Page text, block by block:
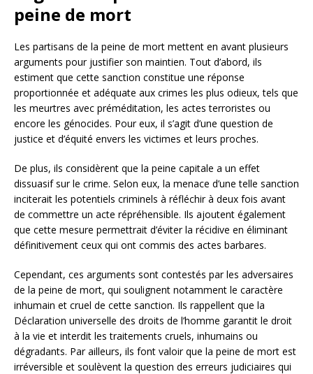
peine de mort
Les partisans de la peine de mort mettent en avant plusieurs
arguments pour justifier son maintien. Tout d’abord, ils
estiment que cette sanction constitue une réponse
proportionnée et adéquate aux crimes les plus odieux, tels que
les meurtres avec préméditation, les actes terroristes ou
encore les génocides. Pour eux, il s’agit d’une question de
justice et d’équité envers les victimes et leurs proches.
De plus, ils considèrent que la peine capitale a un effet
dissuasif sur le crime. Selon eux, la menace d’une telle sanction
inciterait les potentiels criminels à réfléchir à deux fois avant
de commettre un acte répréhensible. Ils ajoutent également
que cette mesure permettrait d’éviter la récidive en éliminant
définitivement ceux qui ont commis des actes barbares.
Cependant, ces arguments sont contestés par les adversaires
de la peine de mort, qui soulignent notamment le caractère
inhumain et cruel de cette sanction. Ils rappellent que la
Déclaration universelle des droits de l’homme garantit le droit
à la vie et interdit les traitements cruels, inhumains ou
dégradants. Par ailleurs, ils font valoir que la peine de mort est
irréversible et soulèvent la question des erreurs judiciaires qui